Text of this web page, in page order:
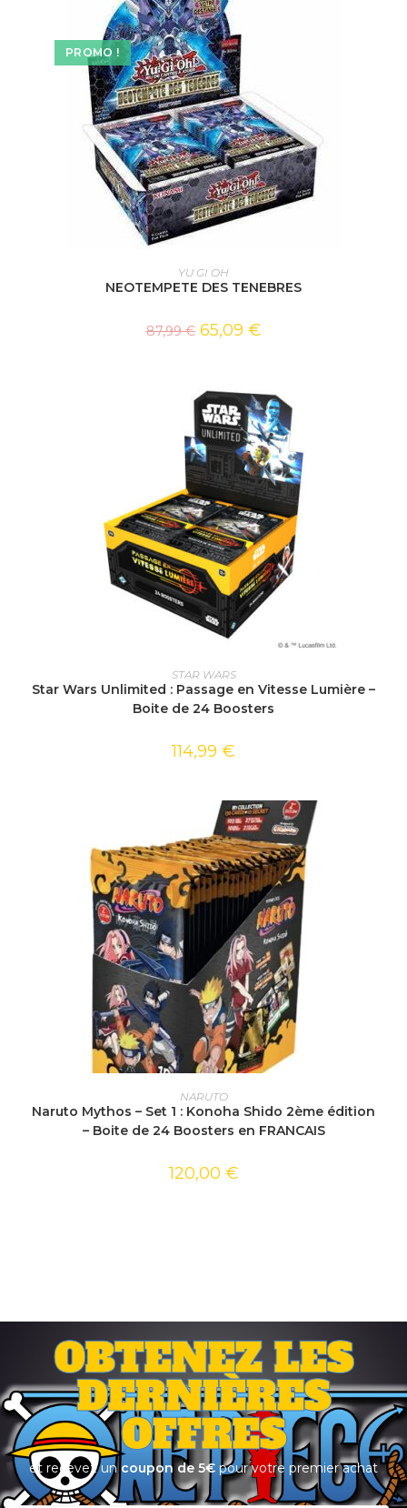
PROMO !
AJOUTER AU PANIER
YU GI OH
NEOTEMPETE DES TENEBRES
87,99€ 65,09 €
AJOUTER AU PANIER
STAR WARS
Star Wars Unlimited : Passage en Vitesse Lumière –
Boite de 24 Boosters
114,99 €
AJOUTER AU PANIER
NARUTO
Naruto Mythos – Set 1 : Konoha Shido 2ème édition
– Boite de 24 Boosters en FRANCAIS
120,00 €
OBTENEZ LES
DERNIÈRES
OFFRES
et recevez un coupon de 5€ pour votre premier achat